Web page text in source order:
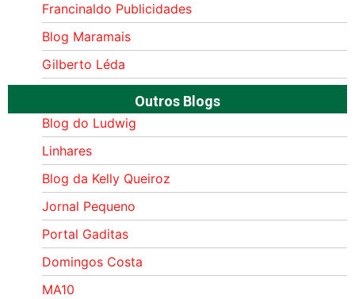
Francinaldo Publicidades
Blog Maramais
Gilberto Léda
Outros Blogs
Blog do Ludwig
Linhares
Blog da Kelly Queiroz
Jornal Pequeno
Portal Gaditas
Domingos Costa
MA10